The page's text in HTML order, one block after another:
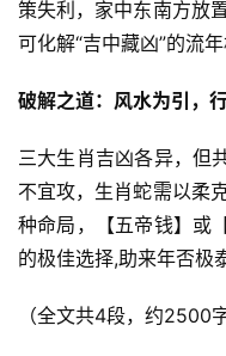
策失利，家中东南方放
可化解“吉中藏凶”的流年
破解之道：风水为引，
三大生肖吉凶各异，但
不宜攻，生肖蛇需以柔
种命局，【五帝钱】或
的极佳选择,助来年否极
（全文共4段，约2500